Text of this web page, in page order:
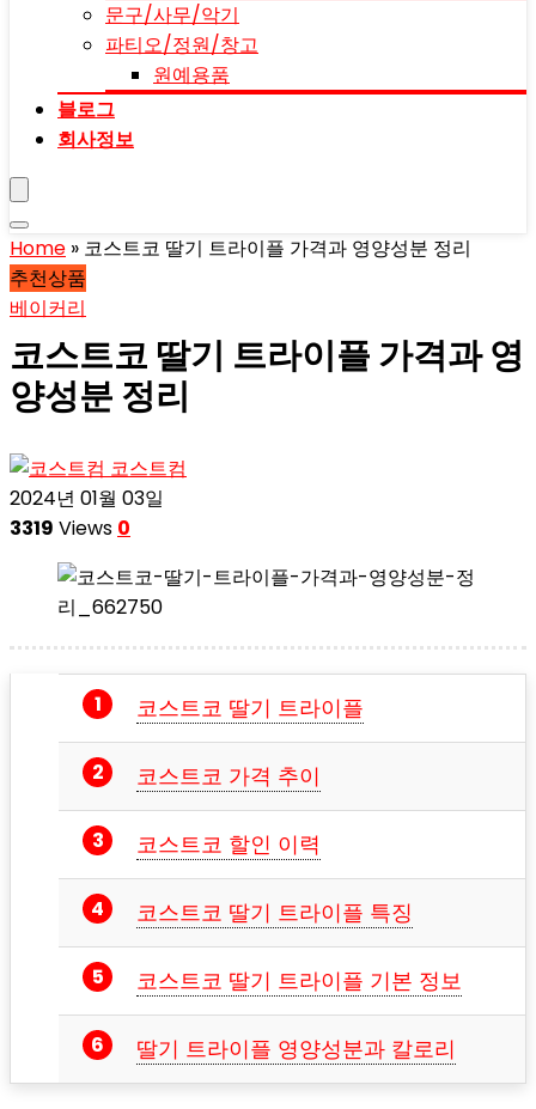
문구/사무/악기
파티오/정원/창고
원예용품
블로그
회사정보
Home » 코스트코 딸기 트라이플 가격과 영양성분 정리
추천상품
베이커리
코스트코 딸기 트라이플 가격과 영
양성분 정리
코스트컴
2024년 01월 03일
3319 Views 0
코스트코 딸기 트라이플
코스트코 가격 추이
코스트코 할인 이력
코스트코 딸기 트라이플 특징
코스트코 딸기 트라이플 기본 정보
딸기 트라이플 영양성분과 칼로리